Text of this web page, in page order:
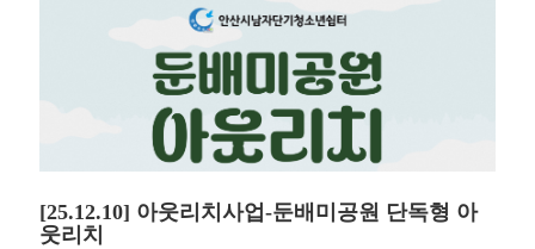
[25.12.10] 아웃리치사업-둔배미공원 단독형 아
웃리치